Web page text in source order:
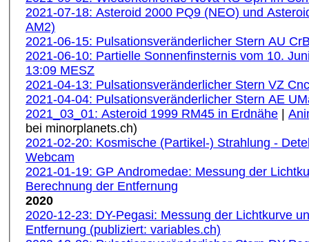
2021-07-18: Asteroid 2000 PQ9 (NEO) und
AM2)
2021-06-15: Pulsationsveränderlicher Stern AU
2021-06-10: Partielle Sonnenfinsternis vom 10.
13:09 MESZ
2021-04-13: Pulsationsveränderlicher Stern VZ
2021-04-04: Pulsationsveränderlicher Stern AE
2021_03_01: Asteroid 1999 RM45 in Erdnähe
bei minorplanets.ch)
2021-02-20: Kosmische (Partikel-) Strahlung -
Webcam
2021-01-19: GP Andromedae: Messung der
Berechnung der Entfernung
2020
2020-12-23: DY-Pegasi: Messung der Lichtkurve
Entfernung (publiziert: variables.ch)